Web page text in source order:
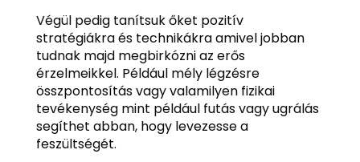
Végül pedig tanítsuk őket pozitív
stratégiákra és technikákra amivel jobban
tudnak majd megbirkózni az erős
érzelmeikkel. Például mély légzésre
összpontosítás vagy valamilyen fizikai
tevékenység mint például futás vagy ugrálás
segíthet abban, hogy levezesse a
feszültségét.